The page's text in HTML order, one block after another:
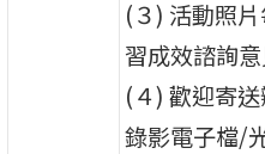
(３) 活動照
習成效諮詢
(４) 歡迎寄
錄影電子檔/